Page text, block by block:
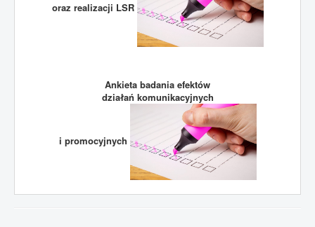
oraz realizacji LSR
Ankieta badania efektów
działań komunikacyjnych
i promocyjnych